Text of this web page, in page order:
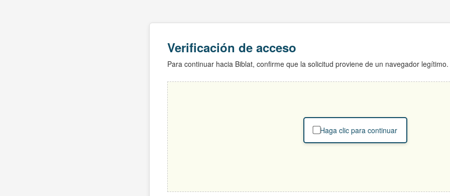
Verificación de acceso
Para continuar hacia Biblat, confirme que la solicitud proviene de un navegador legítimo.
Haga clic para continuar